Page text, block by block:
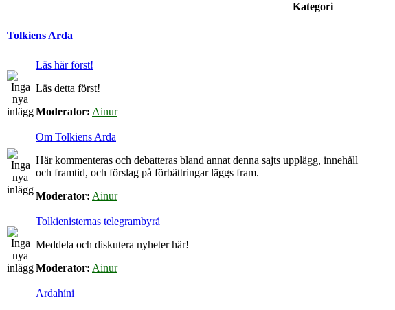
Kategori
Tolkiens Arda
Läs här först!
Läs detta först!
Moderator: Ainur
Om Tolkiens Arda
Här kommenteras och debatteras bland annat denna sajts upplägg, innehåll
och framtid, och förslag på förbättringar läggs fram.
Moderator: Ainur
Tolkienisternas telegrambyrå
Meddela och diskutera nyheter här!
Moderator: Ainur
Ardahíni